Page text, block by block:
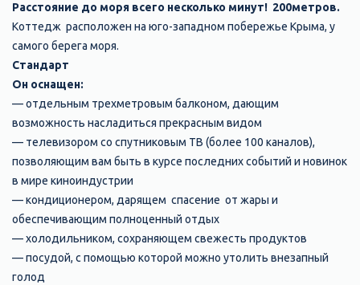
Расстояние до моря всего несколько минут! 200метров.
Коттедж расположен на юго-западном побережье Крыма, у
самого берега моря.
Стандарт
Он оснащен:
— отдельным трехметровым балконом, дающим
возможность насладиться прекрасным видом
— телевизором со спутниковым ТВ (более 100 каналов),
позволяющим вам быть в курсе последних событий и новинок
в мире киноиндустрии
— кондиционером, дарящем спасение от жары и
обеспечивающим полноценный отдых
— холодильником, сохраняющем свежесть продуктов
— посудой, с помощью которой можно утолить внезапный
голод